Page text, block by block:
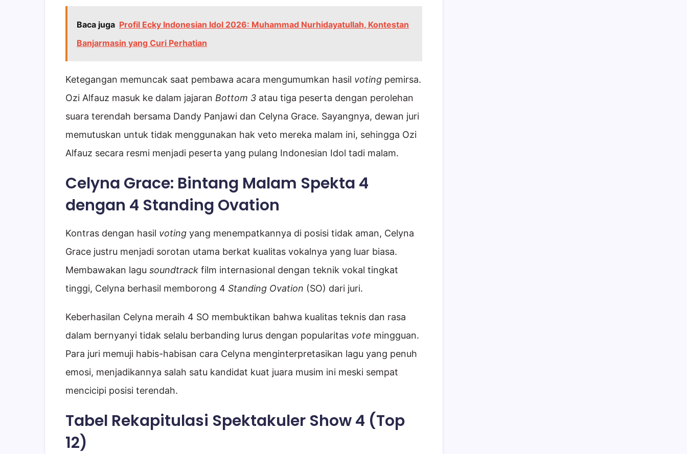
Baca juga Profil Ecky Indonesian Idol 2026: Muhammad Nurhidayatullah, Kontestan
Banjarmasin yang Curi Perhatian
Ketegangan memuncak saat pembawa acara mengumumkan hasil voting pemirsa.
Ozi Alfauz masuk ke dalam jajaran Bottom 3 atau tiga peserta dengan perolehan
suara terendah bersama Dandy Panjawi dan Celyna Grace. Sayangnya, dewan juri
memutuskan untuk tidak menggunakan hak veto mereka malam ini, sehingga Ozi
Alfauz secara resmi menjadi peserta yang pulang Indonesian Idol tadi malam.
Celyna Grace: Bintang Malam Spekta 4
dengan 4 Standing Ovation
Kontras dengan hasil voting yang menempatkannya di posisi tidak aman, Celyna
Grace justru menjadi sorotan utama berkat kualitas vokalnya yang luar biasa.
Membawakan lagu soundtrack film internasional dengan teknik vokal tingkat
tinggi, Celyna berhasil memborong 4 Standing Ovation (SO) dari juri.
Keberhasilan Celyna meraih 4 SO membuktikan bahwa kualitas teknis dan rasa
dalam bernyanyi tidak selalu berbanding lurus dengan popularitas vote mingguan.
Para juri memuji habis-habisan cara Celyna menginterpretasikan lagu yang penuh
emosi, menjadikannya salah satu kandidat kuat juara musim ini meski sempat
mencicipi posisi terendah.
Tabel Rekapitulasi Spektakuler Show 4 (Top
12)